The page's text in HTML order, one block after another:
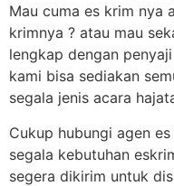
Mau cuma es krim nya
krimnya ? atau mau
lengkap dengan
kami bisa sediakan
segala jenis acara
Cukup hubungi agen
segala kebutuhan
segera dikirim untuk